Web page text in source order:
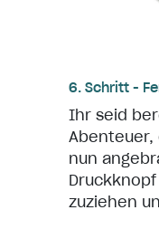
6. Schritt -
Ihr seid
Abenteuer,
nun
zuziehen